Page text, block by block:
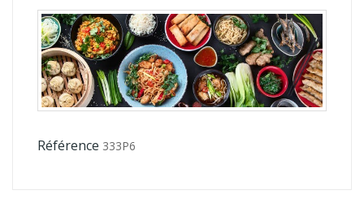
Référence 333P6